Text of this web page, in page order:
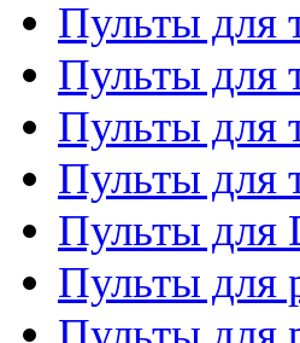
Пульты для
Пульты для
Пульты для
Пульты для
Пульты для
Пульты для